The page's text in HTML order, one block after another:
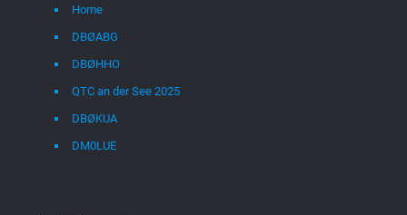
Home
DBØABG
DBØHHO
QTC an der See 2025
DBØKUA
DM0LUE